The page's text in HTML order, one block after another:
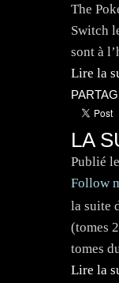
The
Switch
sont à
Lire la
LA
Publié le
Follow
la suite
(tomes
tomes
Lire la